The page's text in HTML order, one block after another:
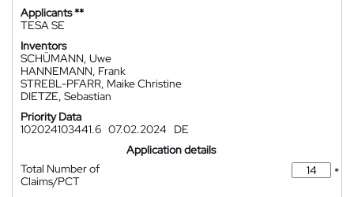
Applicants **
TESA SE
Inventors
SCHÜMANN, Uwe
HANNEMANN, Frank
STREBL-PFARR, Maike Christine
DIETZE, Sebastian
Priority Data
102024103441.6 07.02.2024
DE
Application details
Total Number of
Claims/PCT
*